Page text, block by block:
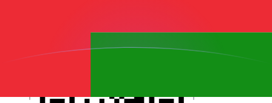
l'application dès aujourd'hui !